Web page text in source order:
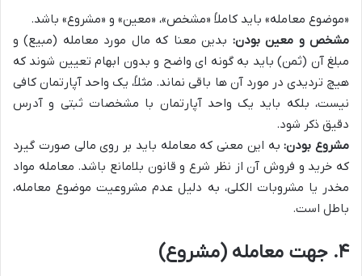
«موضوع معامله» باید کاملاً «مشخص»، «معین» و «مشروع» باشد.
مشخص و معین بودن: بدین معنا که مال مورد معامله (مبیع) و
مبلغ آن (ثمن) باید به گونه ای واضح و بدون ابهام تعیین شوند که
هیچ تردیدی در مورد آن ها باقی نماند. مثلاً، یک واحد آپارتمان کافی
نیست، بلکه باید یک واحد آپارتمان با مشخصات ثبتی و آدرس
دقیق ذکر شود.
مشروع بودن:به این معنی که معامله باید بر روی مالی صورت گیرد
که خرید و فروش آن از نظر شرع و قانون بلامانع باشد. معامله مواد
مخدر یا مشروبات الکلی، به دلیل عدم مشروعیت موضوع معامله،
باطل است.
۴. جهت معامله (مشروع)